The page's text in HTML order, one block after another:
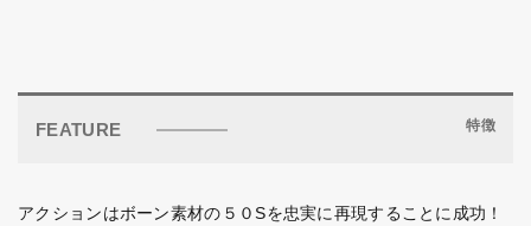
FEATURE 特徴
アクションはボーン素材の５０Sを忠実に再現することに成功！